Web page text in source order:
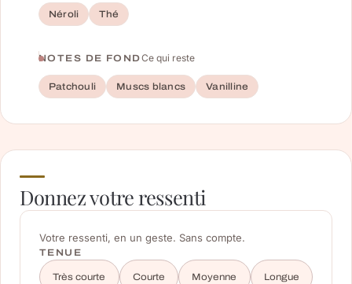
Néroli Thé
NOTES DE FONDCe qui reste
Patchouli Muscs blancs Vanilline
Donnez votre ressenti
Votre ressenti, en un geste. Sans compte.
TENUE
Très courte Courte Moyenne Longue